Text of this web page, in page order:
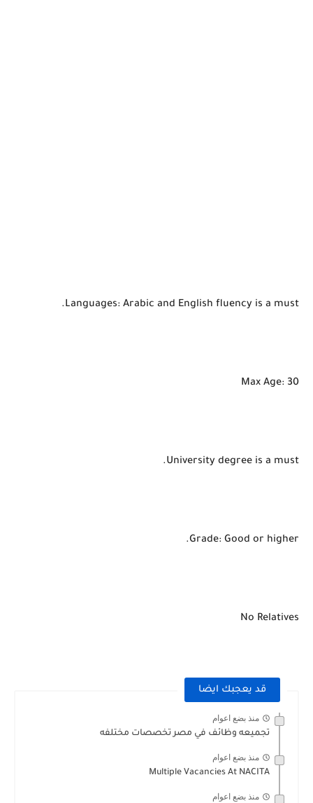
Languages: Arabic and English fluency is a must.
Max Age: 30
University degree is a must.
Grade: Good or higher.
No Relatives
قد يعجبك ايضا
منذ بضع اعوام
تجميعه وظائف في مصر تخصصات مختلفه
منذ بضع اعوام
Multiple Vacancies At NACITA
منذ بضع اعوام